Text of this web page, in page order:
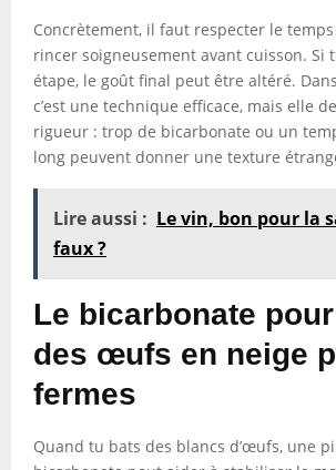
Concrètement, il faut respecter le
rincer soigneusement avant cuisson. Si
étape, le goût final peut être altéré.
c’est une technique efficace, mais elle
rigueur : trop de bicarbonate ou un
long peuvent donner une texture
Lire aussi : Le vin, bon pour la
faux ?
Le bicarbonate
des œufs en neige
fermes
Quand tu bats des blancs d’œufs, une